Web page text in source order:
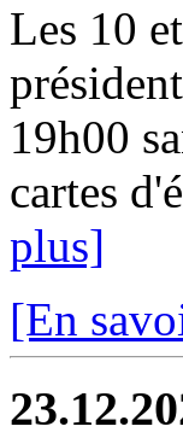
Les 10
19h00
cartes
plus]
[En